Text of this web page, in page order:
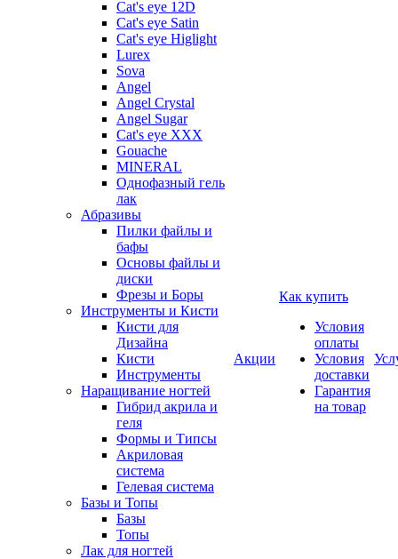
Cat's eye 12D
Cat's eye Satin
Cat's eye Higlight
Lurex
Sova
Angel
Angel Crystal
Angel Sugar
Cat's eye XXX
Gouache
MINERAL
Однофазный гель
лак
Абразивы
Пилки файлы и
бафы
Основы файлы и
диски
Фрезы и Боры
Инструменты и Кисти
Кисти для
Дизайна
Кисти
Инструменты
Наращивание ногтей
Гибрид акрила и
геля
Формы и Типсы
Акриловая
система
Гелевая система
Базы и Топы
Базы
Топы
Лак для ногтей
Акции
Как купить
Условия
оплаты
Условия
доставки
Гарантия
на товар